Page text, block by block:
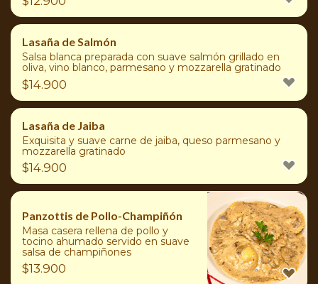
Lasaña de Salmón
Salsa blanca preparada con suave salmón grillado en
oliva, vino blanco, parmesano y mozzarella gratinado
$14.900
Lasaña de Jaiba
Exquisita y suave carne de jaiba, queso parmesano y
mozzarella gratinado
$14.900
Panzottis de Pollo-Champiñón
Masa casera rellena de pollo y
tocino ahumado servido en suave
salsa de champiñones
$13.900